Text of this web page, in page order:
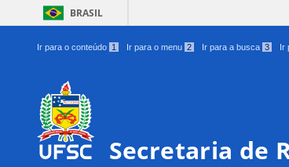
BRASIL
Ir para o conteúdo 1 Ir para o menu 2 Ir para a busca 3 Ir
Secretaria de